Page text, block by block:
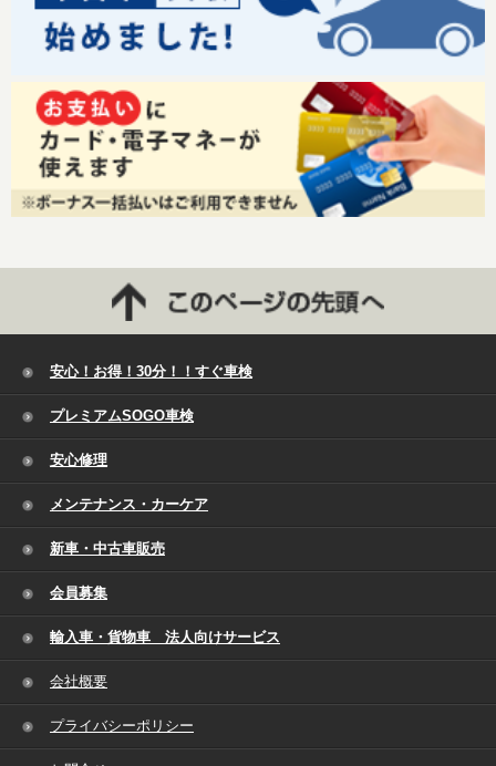
安心！お得！30分！！すぐ車検
プレミアムSOGO車検
安心修理
メンテナンス・カーケア
新車・中古車販売
会員募集
輸入車・貨物車 法人向けサービス
会社概要
プライバシーポリシー